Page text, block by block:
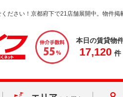
ださい！京都府下で21店舗展開中。物件掲
本日の賃貸物
17,120 件